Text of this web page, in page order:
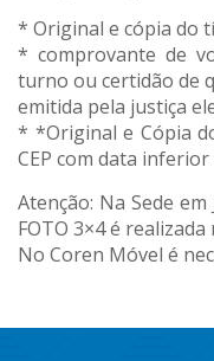
* Original e cópia do
* comprovante de
turno ou certidão de
emitida pela justiça
* *Original e Cópia
CEP com data inferior
Atenção: Na Sede
FOTO 3×4 é
No Coren Móvel é